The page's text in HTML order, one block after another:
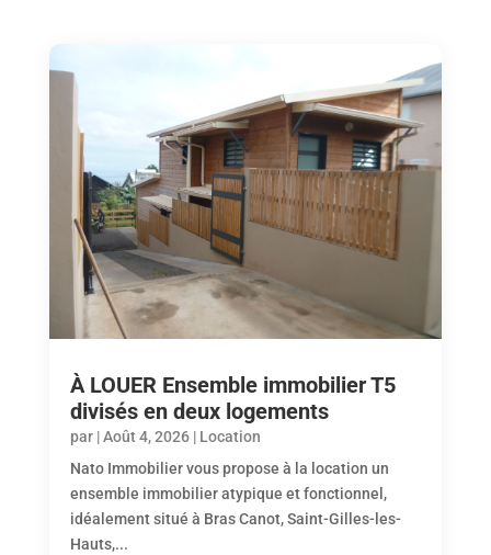
À LOUER Ensemble immobilier T5
divisés en deux logements
par |Août 4, 2026| Location
Nato Immobilier vous propose à la location un
ensemble immobilier atypique et fonctionnel,
idéalement situé à Bras Canot, Saint-Gilles-les-
Hauts,...